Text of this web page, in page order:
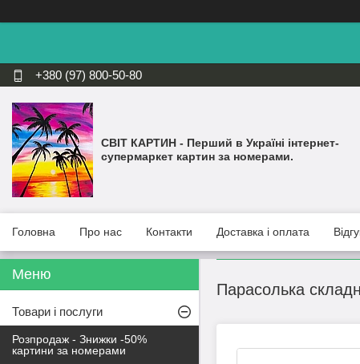
+380 (97) 800-50-80
СВІТ КАРТИН - Перший в Україні інтернет-
супермаркет картин за номерами.
Головна Про нас Контакти Доставка і оплата
Парасолька
Товари і послуги
Розпродаж - Знижки -50%
картини за номерами